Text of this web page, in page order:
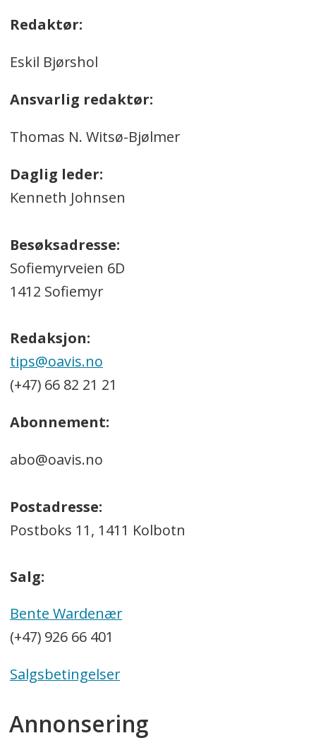
Redaktør:
Eskil Bjørshol
Ansvarlig redaktør:
Thomas N. Witsø-Bjølmer
Daglig leder:
Kenneth Johnsen
Besøksadresse:
Sofiemyrveien 6D
1412 Sofiemyr
Redaksjon:
tips@oavis.no
(+47) 66 82 21 21
Abonnement:
abo@oavis.no
Postadresse:
Postboks 11, 1411 Kolbotn
Salg:
Bente Wardenær
(+47) 926 66 401
Salgsbetingelser
Annonsering